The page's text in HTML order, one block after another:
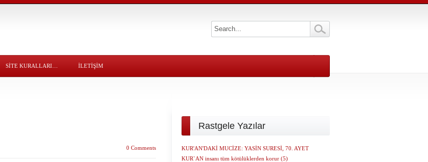
SITE KURALLARI… İLETİŞİM
0 Comments
Rastgele Yazılar
KUR'AN'DAKİ MUCİZE: YASİN SURESİ, 70. AYET
KUR`AN insanı tüm kötülüklerden korur (5)